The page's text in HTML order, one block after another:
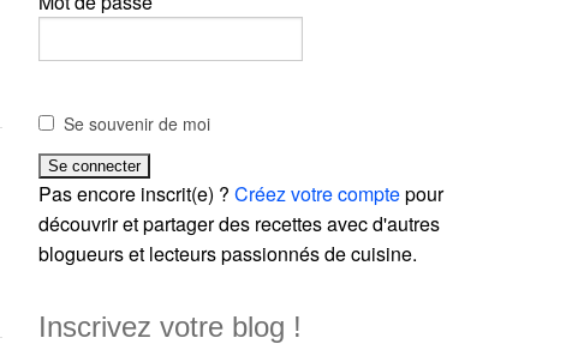
Se souvenir de moi
Pas encore inscrit(e) ?Créez votre comptepour
découvrir et partager des recettes avec d'autres
blogueurs et lecteurs passionnés de cuisine.
Inscrivez votre blog !